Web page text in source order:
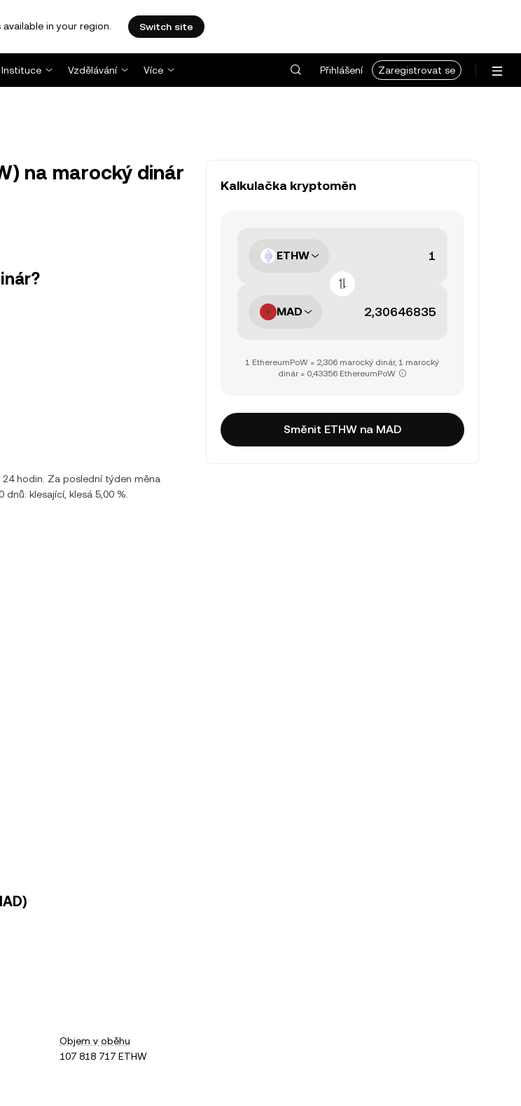
in your region. Switch site
Instituce Vzdělávání Více Přihlášení Zaregistrovat se
na marocký dinár
24 hodin. Za poslední týden měna
klesající, klesá 5,00 %.
Objem v oběhu
107 818 717 ETHW
Kalkulačka kryptoměn
ETHW
MAD
1 EthereumPoW = 2,306 marocký dinár, 1 marocký
dinár = 0,43356 EthereumPoW
Směnit ETHW na MAD